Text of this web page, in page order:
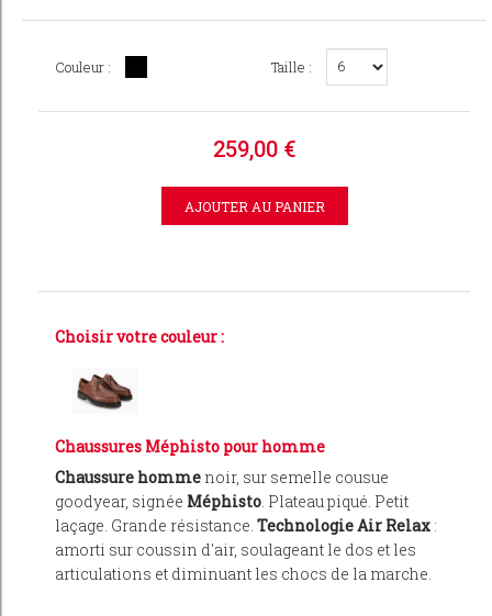
Couleur : Taille :
259,00 €
Choisir votre couleur :
Chaussures Méphisto pour homme
Chaussure homme noir, sur semelle cousue
goodyear, signée Méphisto. Plateau piqué. Petit
laçage. Grande résistance. Technologie Air Relax :
amorti sur coussin d'air, soulageant le dos et les
articulations et diminuant les chocs de la marche.